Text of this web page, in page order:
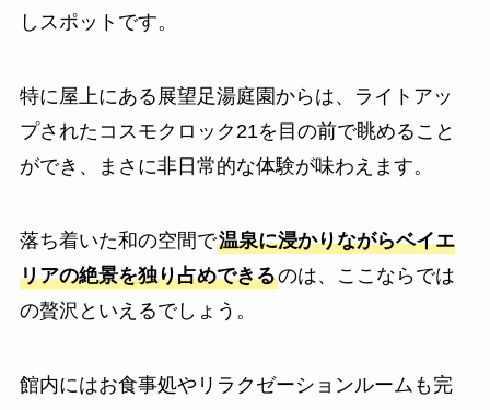
しスポットです。
特に屋上にある展望足湯庭園からは、ライトアッ
プされたコスモクロック21を目の前で眺めること
ができ、まさに非日常的な体験が味わえます。
落ち着いた和の空間で温泉に浸かりながらベイエ
リアの絶景を独り占めできるのは、ここならでは
の贅沢といえるでしょう。
館内にはお食事処やリラクゼーションルームも完